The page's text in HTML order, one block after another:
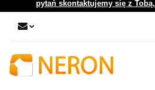
pytań skontaktujemy się z Tobą.